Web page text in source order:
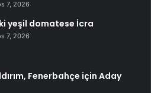
7, 2026
yeşil domatese İcra
7, 2026
Fenerbahçe için Aday